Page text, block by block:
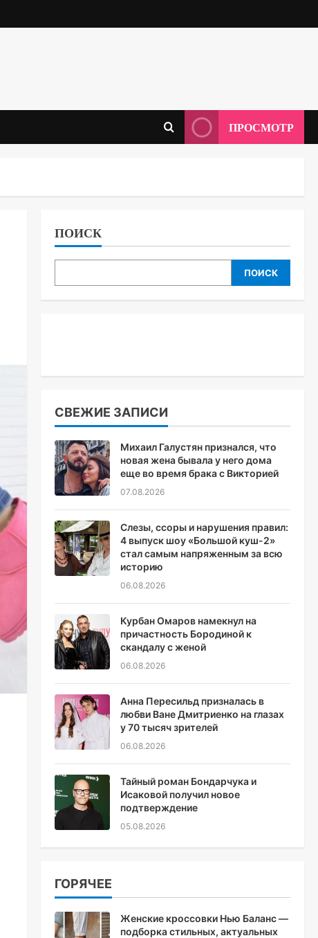
ПРОСМОТР
ПОИСК
ПОИСК
СВЕЖИЕ ЗАПИСИ
Михаил Галустян признался, что
новая жена бывала у него дома
еще во время брака с Викторией
07.08.2026
Слезы, ссоры и нарушения правил:
4 выпуск шоу «Большой куш-2»
стал самым напряженным за всю
историю
06.08.2026
Курбан Омаров намекнул на
причастность Бородиной к
скандалу с женой
06.08.2026
Анна Пересильд призналась в
любви Ване Дмитриенко на глазах
у 70 тысяч зрителей
06.08.2026
Тайный роман Бондарчука и
Исаковой получил новое
подтверждение
05.08.2026
ГОРЯЧЕЕ
Женские кроссовки Нью Баланс —
подборка стильных, актуальных